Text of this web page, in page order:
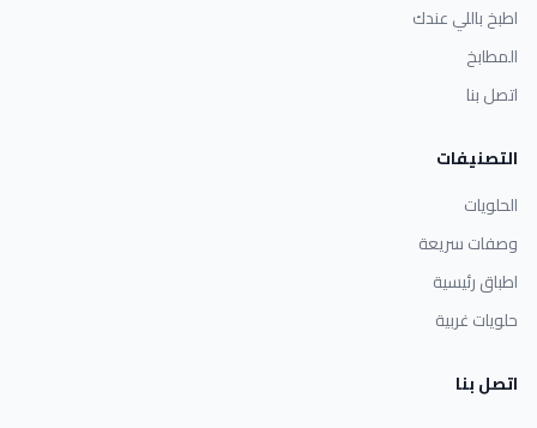
اطبخ باللي عندك
المطابخ
اتصل بنا
التصنيفات
الحلويات
وصفات سريعة
اطباق رئيسية
حلويات غربية
اتصل بنا